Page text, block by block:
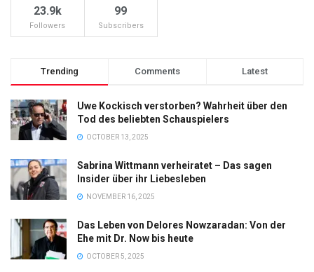
23.9k
Followers
99
Subscribers
Trending Comments Latest
Uwe Kockisch verstorben? Wahrheit über den
Tod des beliebten Schauspielers
OCTOBER 13, 2025
Sabrina Wittmann verheiratet – Das sagen
Insider über ihr Liebesleben
NOVEMBER 16, 2025
Das Leben von Delores Nowzaradan: Von der
Ehe mit Dr. Now bis heute
OCTOBER 5, 2025